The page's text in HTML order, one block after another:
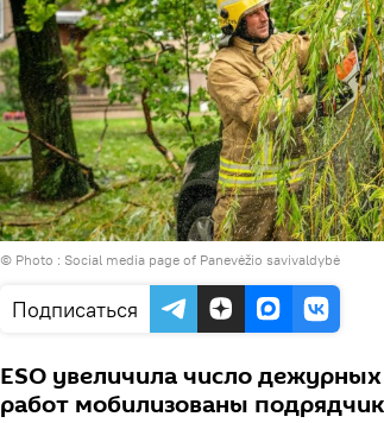
© Photo : Social media page of Panevėžio savivaldybė
Подписаться
ESO увеличила число
работ мобилизованы